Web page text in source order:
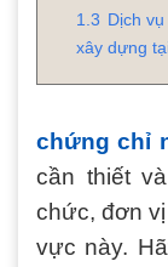
1.3 Dịch
xây dựng
chứng chỉ
cần thiết
chức, đơn
vực này.